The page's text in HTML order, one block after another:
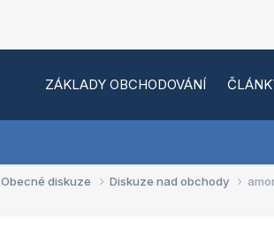
ZÁKLADY OBCHODOVÁNÍ
Obecné diskuze Diskuze nad obchody